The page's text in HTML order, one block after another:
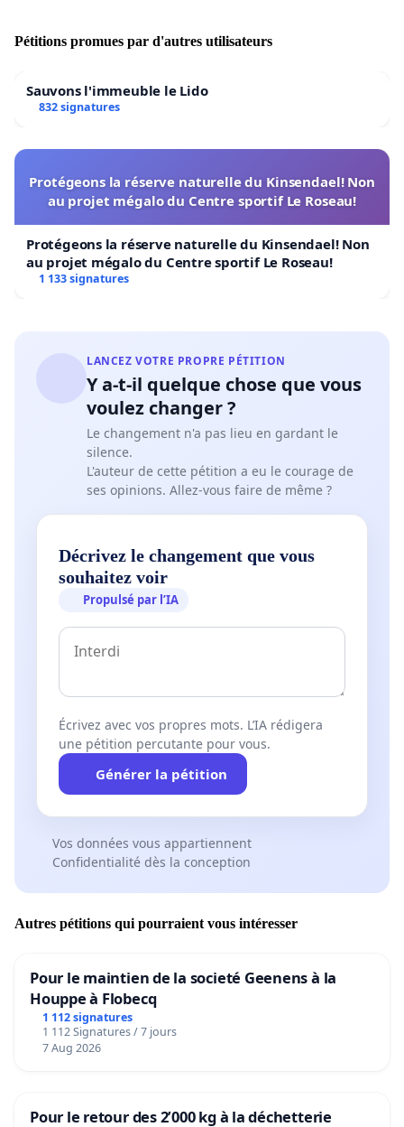
Pétitions promues par d'autres utilisateurs
Sauvons l'immeuble le Lido
832 signatures
Protégeons la réserve naturelle du Kinsendael! Non
au projet mégalo du Centre sportif Le Roseau!
Protégeons la réserve naturelle du Kinsendael! Non
au projet mégalo du Centre sportif Le Roseau!
1 133 signatures
LANCEZ VOTRE PROPRE PÉTITION
Y a-t-il quelque chose que vous
voulez changer ?
Le changement n'a pas lieu en gardant le
silence.
L'auteur de cette pétition a eu le courage de
ses opinions. Allez-vous faire de même ?
Décrivez le changement que vous
souhaitez voir
Propulsé par l’IA
Écrivez avec vos propres mots. L’IA rédigera
une pétition percutante pour vous.
Générer la pétition
Vos données vous appartiennent
Confidentialité dès la conception
Autres pétitions qui pourraient vous intéresser
Pour le maintien de la societé Geenens à la
Houppe à Flobecq
1 112 signatures
1 112 Signatures / 7 jours
7 Aug 2026
Pour le retour des 2’000 kg à la déchetterie